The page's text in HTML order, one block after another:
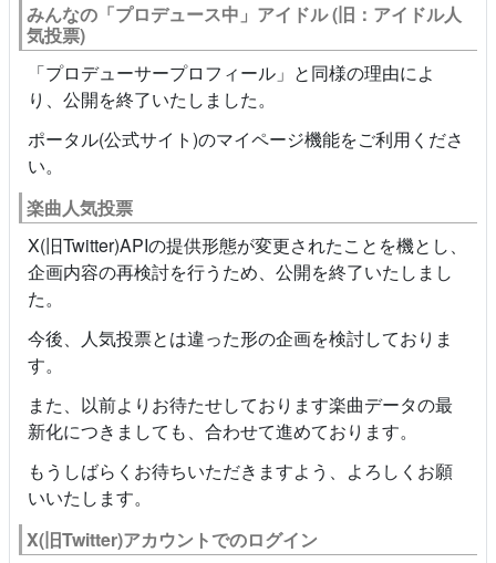
みんなの「プロデュース中」アイドル (旧：アイドル人
気投票)
「プロデューサープロフィール」と同様の理由によ
り、公開を終了いたしました。
ポータル(公式サイト)のマイページ機能をご利用くださ
い。
楽曲人気投票
X(旧Twitter)APIの提供形態が変更されたことを機とし、
企画内容の再検討を行うため、公開を終了いたしまし
た。
今後、人気投票とは違った形の企画を検討しておりま
す。
また、以前よりお待たせしております楽曲データの最
新化につきましても、合わせて進めております。
もうしばらくお待ちいただきますよう、よろしくお願
いいたします。
X(旧Twitter)アカウントでのログイン